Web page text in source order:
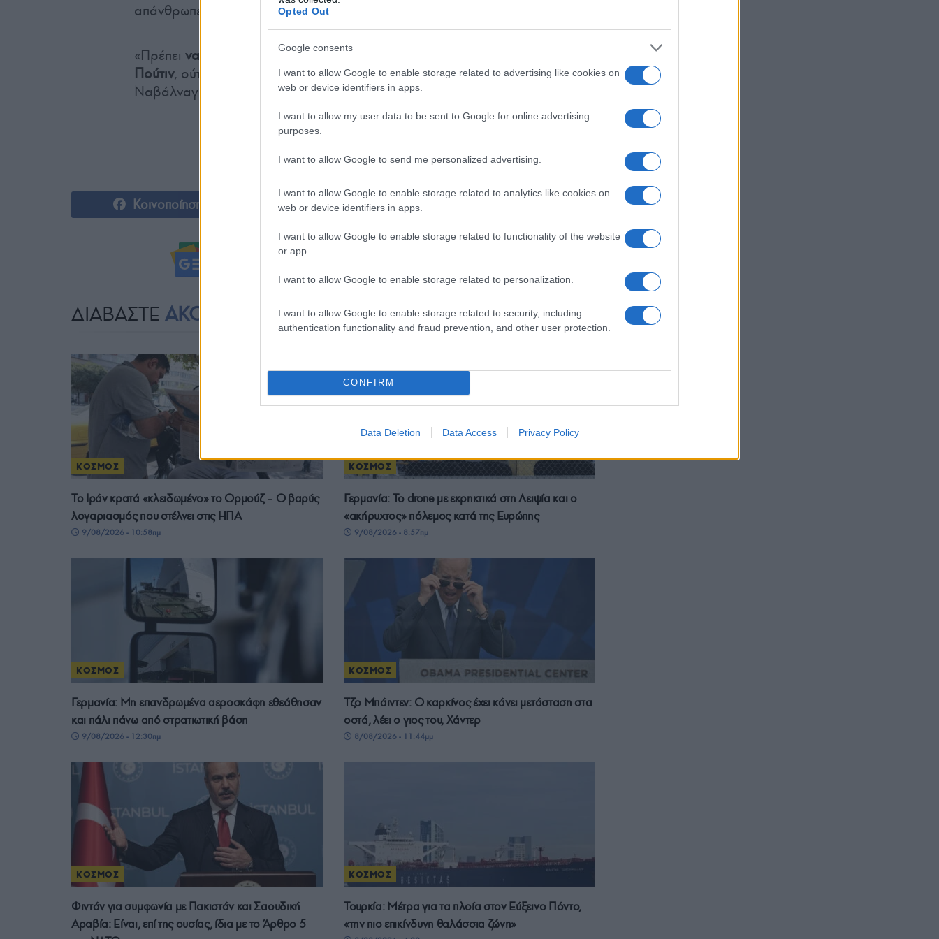
Opted Out
Google consents
I want to allow Google to enable storage related to advertising like cookies on
web or device identifiers in apps.
I want to allow my user data to be sent to Google for online advertising
purposes.
I want to allow Google to send me personalized advertising.
I want to allow Google to enable storage related to analytics like cookies on
web or device identifiers in apps.
I want to allow Google to enable storage related to functionality of the website
or app.
I want to allow Google to enable storage related to personalization.
I want to allow Google to enable storage related to security, including
authentication functionality and fraud prevention, and other user protection.
CONFIRM
Data Deletion Data Access Privacy Policy
απάνθρωπες συνθήκες».
«Πρέπει να διασφαλίσουμε ότι κανείς στον κόσμο δεν θα πιστεύει τον
Πούτιν, ούτε στη Ρωσία ούτε εκτός των συνόρων της», αναφέρει η
Ναβάλναγια.
Κοινοποίηση Tweet
Ακολουθήστε μας στο
ΔΙΑΒΑΣΤΕ ΑΚΟΜΗ
ΚΟΣΜΟΣ
Το Ιράν κρατά «κλειδωμένο» το Ορμούζ – Ο βαρύς
λογαριασμός που στέλνει στις ΗΠΑ
9/08/2026 - 10:58πμ
ΚΟΣΜΟΣ
Γερμανία: Το drone με εκρηκτικά στη Λειψία και ο
«ακήρυχτος» πόλεμος κατά της Ευρώπης
9/08/2026 - 8:57πμ
ΚΟΣΜΟΣ
Γερμανία: Μη επανδρωμένα αεροσκάφη εθεάθησαν
και πάλι πάνω από στρατιωτική βάση
9/08/2026 - 12:30πμ
ΚΟΣΜΟΣ
Τζο Μπάιντεν: Ο καρκίνος έχει κάνει μετάσταση στα
οστά, λέει ο γιος του, Χάντερ
8/08/2026 - 11:44μμ
ΚΟΣΜΟΣ
Φιντάν για συμφωνία με Πακιστάν και Σαουδική
Αραβία: Είναι, επί της ουσίας, ίδια με το Άρθρο 5
ΚΟΣΜΟΣ
Τουρκία: Μέτρα για τα πλοία στον Εύξεινο Πόντο,
«την πιο επικίνδυνη θαλάσσια ζώνη»